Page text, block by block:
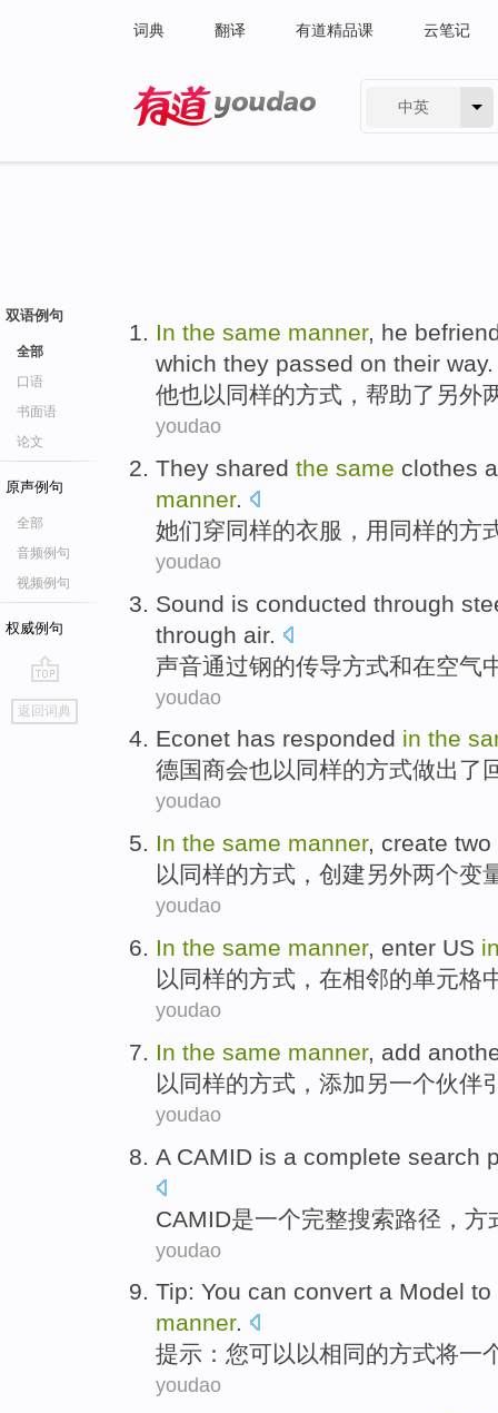
词典 翻译 有道精品课 云笔记
中英
双语例句
全部
口语
书面语
论文
原声例句
全部
音频例句
视频例句
权威例句
go
top
返回词典
In the same manner, he
which they passed on their way.
他也以 同样的方式 ， 帮助了 另外
youdao
They shared the same clothes
manner.
她们穿同样的衣服，用同样的方
youdao
Sound is conducted through
through air.
声音通过钢的传导方式和在空气
youdao
Econet has responded in the
德国商会也以 同样的方式做出了
youdao
In the same manner, create two
以 同样的方式 ， 创建另外两个变
youdao
In the same manner, enter US
以 同样的方式 ，在相邻的单元格
youdao
In the same manner, add
以 同样的方式 ， 添加 另一个伙伴
youdao
A CAMID is a complete search
CAMID是一个完整搜索路径 ，方
youdao
Tip: You can convert a Model
manner.
提示 ： 您可以 以相同的方式将一
youdao